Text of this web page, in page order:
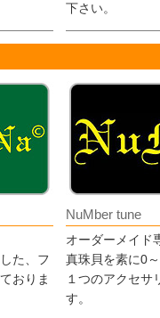
下さい。
た、フ
おりま
NuMber tune
オーダーメイド
真珠貝を素に0
１つのアクセサ
す。